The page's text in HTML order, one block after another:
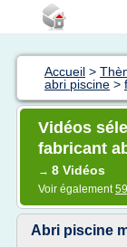
Accueil >
abri piscine >
Vidéos
fabricant
→ 8 Vidéos
Voir également
Abri piscine